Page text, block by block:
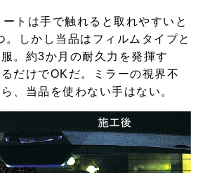
ートは手で触れると取れやすいと
。しかし当品はフィルムタイプと
。約3か月の耐久力を発揮す
だけでOKだ。ミラーの視界不
、当品を使わない手はない。